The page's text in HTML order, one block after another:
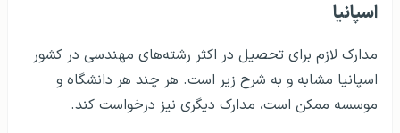
اسپانیا
مدارک لازم برای تحصیل در اکثر رشته‌های مهندسی در کشور
اسپانیا مشابه و به شرح زیر است. هر چند هر دانشگاه و
موسسه ممکن است، مدارک دیگری نیز درخواست کند.